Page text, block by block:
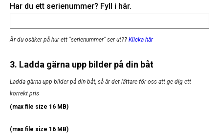
Har du ett serienummer? Fyll i här.
Är du osäker på hur ett "serienummer" ser ut?? Klicka här
3. Ladda gärna upp bilder på din båt
Ladda gärna upp bilder på din båt, så är det lättare för oss att ge dig ett
korrekt pris
(max file size 16 MB)
(max file size 16 MB)